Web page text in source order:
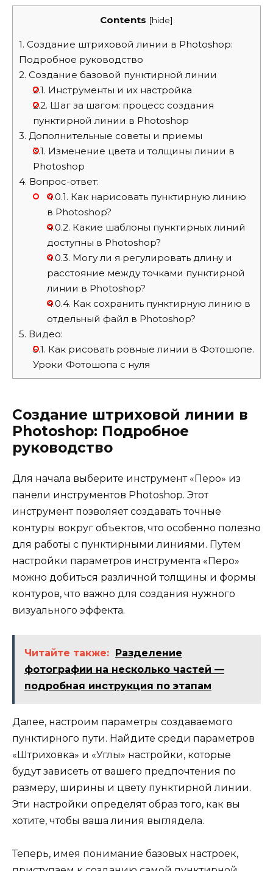
Contents [hide]
1. Создание штриховой линии в Photoshop:
Подробное руководство
2. Создание базовой пунктирной линии
2.1. Инструменты и их настройка
2.2. Шаг за шагом: процесс создания
пунктирной линии в Photoshop
3. Дополнительные советы и приемы
3.1. Изменение цвета и толщины линии в
Photoshop
4. Вопрос-ответ:
4.0.1. Как нарисовать пунктирную линию
в Photoshop?
4.0.2. Какие шаблоны пунктирных линий
доступны в Photoshop?
4.0.3. Могу ли я регулировать длину и
расстояние между точками пунктирной
линии в Photoshop?
4.0.4. Как сохранить пунктирную линию в
отдельный файл в Photoshop?
5. Видео:
5.1. Как рисовать ровные линии в Фотошопе.
Уроки Фотошопа с нуля
Создание штриховой линии в
Photoshop: Подробное
руководство
Для начала выберите инструмент «Перо» из
панели инструментов Photoshop. Этот
инструмент позволяет создавать точные
контуры вокруг объектов, что особенно полезно
для работы с пунктирными линиями. Путем
настройки параметров инструмента «Перо»
можно добиться различной толщины и формы
контуров, что важно для создания нужного
визуального эффекта.
Читайте также: Разделение
фотографии на несколько частей —
подробная инструкция по этапам
Далее, настроим параметры создаваемого
пунктирного пути. Найдите среди параметров
«Штриховка» и «Углы» настройки, которые
будут зависеть от вашего предпочтения по
размеру, ширины и цвету пунктирной линии.
Эти настройки определят образ того, как вы
хотите, чтобы ваша линия выглядела.
Теперь, имея понимание базовых настроек,